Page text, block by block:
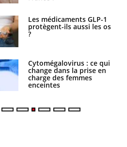
VIH : la fin du comprimé
tous les jours se profile-t-
elle enfin ?
Pourquoi votre ventre
gâche-t-il les premiers
jours de vos vacances ?